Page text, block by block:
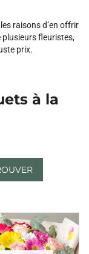
raisons d’en offrir
plusieurs fleuristes,
prix.
à la